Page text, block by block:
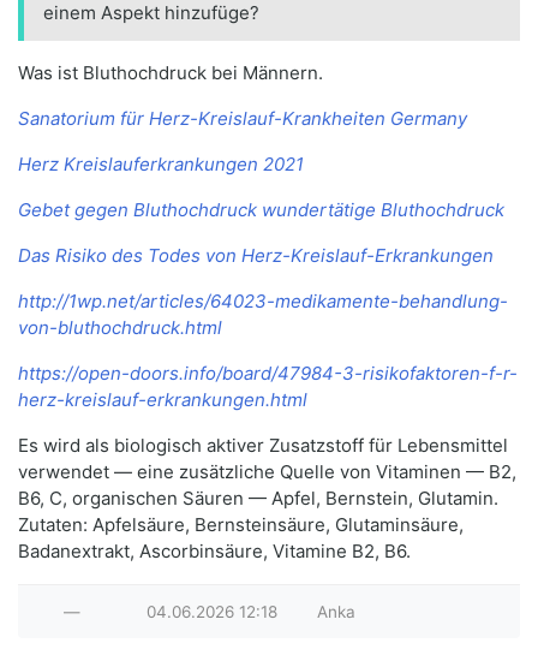
einem Aspekt hinzufüge?
Was ist Bluthochdruck bei Männern.
Sanatorium für Herz-Kreislauf-Krankheiten Germany
Herz Kreislauferkrankungen 2021
Gebet gegen Bluthochdruck wundertätige Bluthochdruck
Das Risiko des Todes von Herz-Kreislauf-Erkrankungen
http://1wp.net/articles/64023-medikamente-behandlung-
von-bluthochdruck.html
https://open-doors.info/board/47984-3-risikofaktoren-f-r-
herz-kreislauf-erkrankungen.html
Es wird als biologisch aktiver Zusatzstoff für Lebensmittel
verwendet — eine zusätzliche Quelle von Vitaminen — B2,
B6, C, organischen Säuren — Apfel, Bernstein, Glutamin.
Zutaten: Apfelsäure, Bernsteinsäure, Glutaminsäure,
Badanextrakt, Ascorbinsäure, Vitamine B2, B6.
— 04.06.2026 12:18 Anka